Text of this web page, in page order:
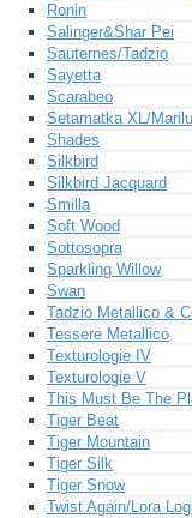
Ronin
Salinger&Shar Pei
Sauternes/Tadzio
Sayetta
Scarabeo
Setamatka XL/Marilu
Shades
Silkbird
Silkbird Jacquard
Smilla
Soft Wood
Sottosopra
Sparkling Willow
Swan
Tadzio Metallico &
Tessere Metallico
Texturologie IV
Texturologie V
This Must Be The
Tiger Beat
Tiger Mountain
Tiger Silk
Tiger Snow
Twist Again/Lora